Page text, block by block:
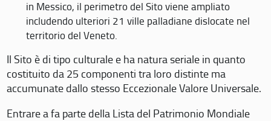
in Messico, il perimetro del Sito viene ampliato
includendo ulteriori 21 ville palladiane dislocate nel
territorio del Veneto.
Il Sito è di tipo culturale e ha natura seriale in quanto
costituito da 25 componenti tra loro distinte ma
accumunate dallo stesso Eccezionale Valore Universale.
Entrare a fa parte della Lista del Patrimonio Mondiale